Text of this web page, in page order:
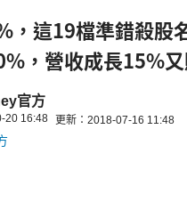
，這19檔準錯殺股
，營收成長15%
官方
20 16:48 更新：2018-07-16 11:48